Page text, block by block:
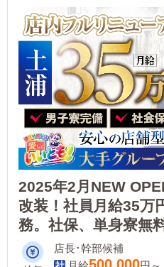
2025年2月NEW OPEN ！ 店舗全
改装！社員月給35万
務。社保、単身寮無
店長･幹部候補
500,000